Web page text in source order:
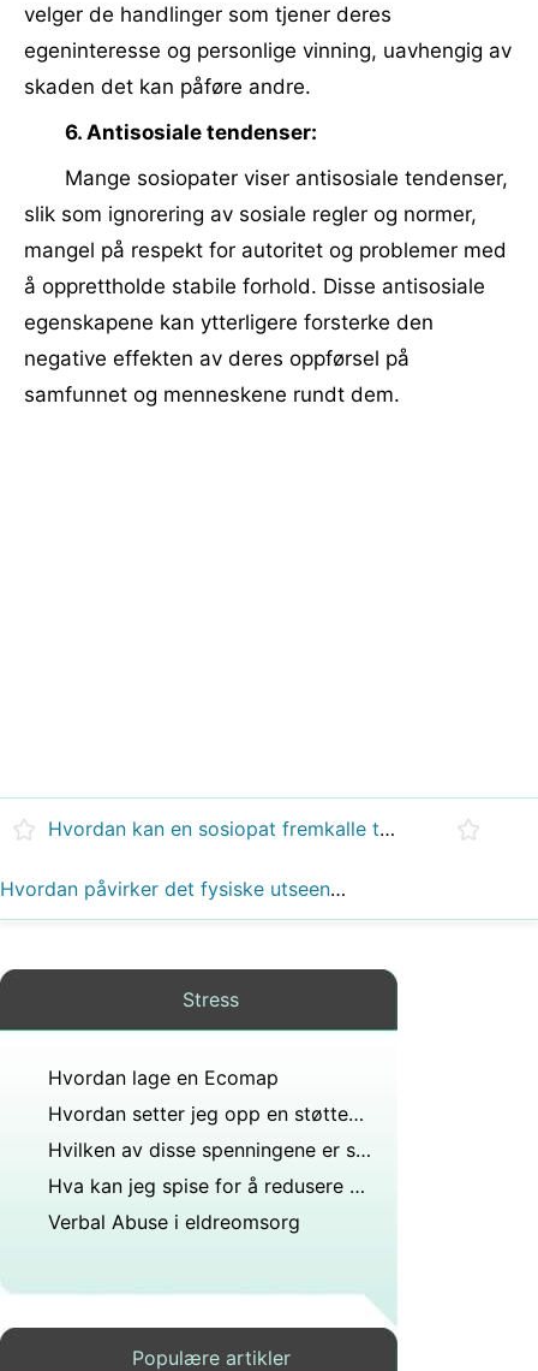
velger de handlinger som tjener deres
egeninteresse og personlige vinning, uavhengig av
skaden det kan påføre andre.
6. Antisosiale tendenser:
Mange sosiopater viser antisosiale tendenser,
slik som ignorering av sosiale regler og normer,
mangel på respekt for autoritet og problemer med
å opprettholde stabile forhold. Disse antisosiale
egenskapene kan ytterligere forsterke den
negative effekten av deres oppførsel på
samfunnet og menneskene rundt dem.
Hvordan kan en sosiopat fremkalle tårer som manipulerende taktikk?
Hvordan påvirker det fysiske utseendet din mentale helse?
Stress
Hvordan lage en Ecomap
Hvordan setter jeg opp en støttegruppe ?
Hvilken av disse spenningene er større flyt eller strekk?
Hva kan jeg spise for å redusere Kortisol
Verbal Abuse i eldreomsorg
Populære artikler